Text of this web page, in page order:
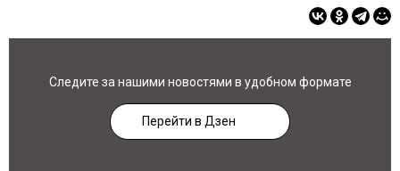
Следите за нашими новостями в удобном формате
Перейти в Дзен